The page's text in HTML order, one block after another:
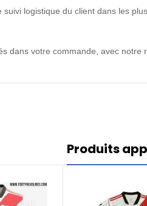
logistique du client dans les
dans votre commande, avec
Produits